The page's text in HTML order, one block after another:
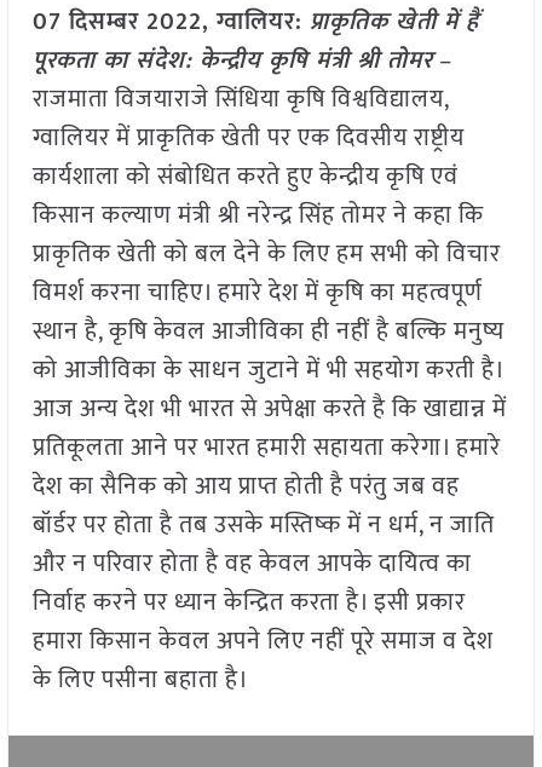
07 दिसम्बर 2022, ग्वालियर: प्राकृतिक खेती में हैं
पूरकता का संदेश: केन्द्रीय कृषि मंत्री श्री तोमर–
राजमाता विजयाराजे सिंधिया कृषि विश्वविद्यालय,
ग्वालियर में प्राकृतिक खेती पर एक दिवसीय राष्ट्रीय
कार्यशाला को संबोधित करते हुए केन्द्रीय कृषि एवं
किसान कल्याण मंत्री श्री नरेन्द्र सिंह तोमर ने कहा कि
प्राकृतिक खेती को बल देने के लिए हम सभी को विचार
विमर्श करना चाहिए। हमारे देश में कृषि का महत्वपूर्ण
स्थान है, कृषि केवल आजीविका ही नहीं है बल्कि मनुष्य
को आजीविका के साधन जुटाने में भी सहयोग करती है।
आज अन्य देश भी भारत से अपेक्षा करते है कि खाद्यान्न में
प्रतिकूलता आने पर भारत हमारी सहायता करेगा। हमारे
देश का सैनिक को आय प्राप्त होती है परंतु जब वह
बॉर्डर पर होता है तब उसके मस्तिष्क में न धर्म, न जाति
और न परिवार होता है वह केवल आपके दायित्व का
निर्वाह करने पर ध्यान केन्द्रित करता है। इसी प्रकार
हमारा किसान केवल अपने लिए नहीं पूरे समाज व देश
के लिए पसीना बहाता है।